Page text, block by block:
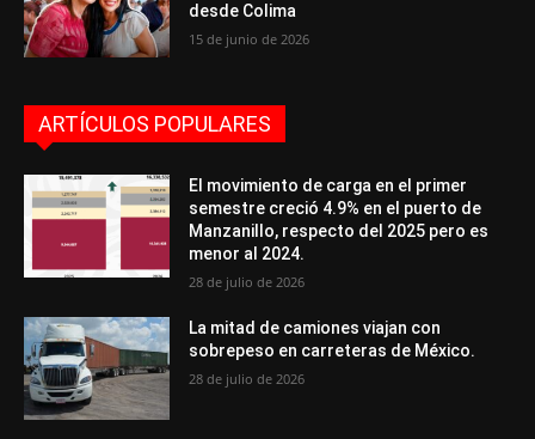
desde Colima
15 de junio de 2026
ARTÍCULOS POPULARES
El movimiento de carga en el primer
semestre creció 4.9% en el puerto de
Manzanillo, respecto del 2025 pero es
menor al 2024.
28 de julio de 2026
La mitad de camiones viajan con
sobrepeso en carreteras de México.
28 de julio de 2026